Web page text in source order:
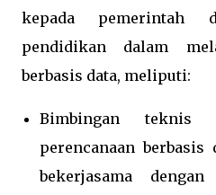
kepada pemerintah
pendidikan dalam
berbasis data, meliputi:
Bimbingan
perencanaan
bekerjasama